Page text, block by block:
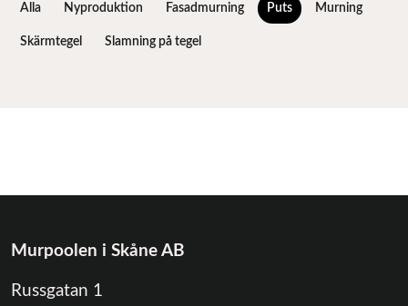
Alla Nyproduktion Fasadmurning Puts Murning
Skärmtegel Slamning på tegel
Murpoolen i Skåne AB
Russgatan 1